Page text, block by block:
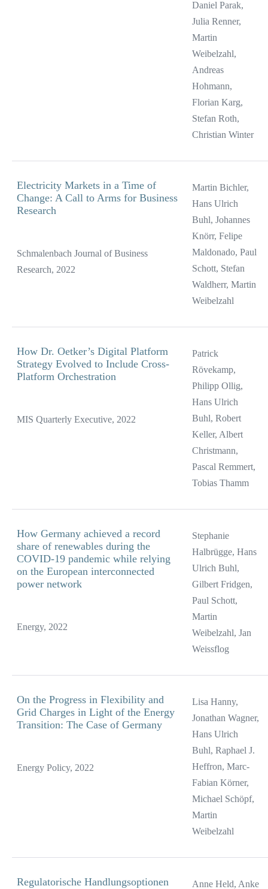
Daniel Parak,
Julia Renner,
Martin
Weibelzahl,
Andreas
Hohmann,
Florian Karg,
Stefan Roth,
Christian Winter
Electricity Markets in a Time of
Change: A Call to Arms for Business
Research
Schmalenbach Journal of Business
Research, 2022
Martin Bichler,
Hans Ulrich
Buhl, Johannes
Knörr, Felipe
Maldonado, Paul
Schott, Stefan
Waldherr, Martin
Weibelzahl
How Dr. Oetker’s Digital Platform
Strategy Evolved to Include Cross-
Platform Orchestration
MIS Quarterly Executive, 2022
Patrick
Rövekamp,
Philipp Ollig,
Hans Ulrich
Buhl, Robert
Keller, Albert
Christmann,
Pascal Remmert,
Tobias Thamm
How Germany achieved a record
share of renewables during the
COVID-19 pandemic while relying
on the European interconnected
power network
Energy, 2022
Stephanie
Halbrügge, Hans
Ulrich Buhl,
Gilbert Fridgen,
Paul Schott,
Martin
Weibelzahl, Jan
Weissflog
On the Progress in Flexibility and
Grid Charges in Light of the Energy
Transition: The Case of Germany
Energy Policy, 2022
Lisa Hanny,
Jonathan Wagner,
Hans Ulrich
Buhl, Raphael J.
Heffron, Marc-
Fabian Körner,
Michael Schöpf,
Martin
Weibelzahl
Regulatorische Handlungsoptionen
Anne Held, Anke